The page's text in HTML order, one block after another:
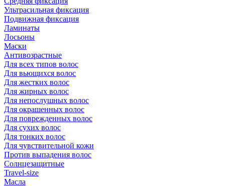
Ультрасильная фиксация
Подвижная фиксация
Ламинаты
Лосьоны
Маски
Антивозрастные
Для всех типов волос
Для вьющихся волос
Для жестких волос
Для жирных волос
Для непослушных волос
Для окрашенных волос
Для поврежденных волос
Для сухих волос
Для тонких волос
Для чувствительной кожи
Против выпадения волос
Солнцезащитные
Travel-size
Масла